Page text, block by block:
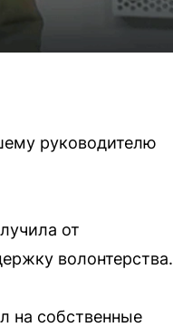
руководителю
от
волонтерства.
на собственные